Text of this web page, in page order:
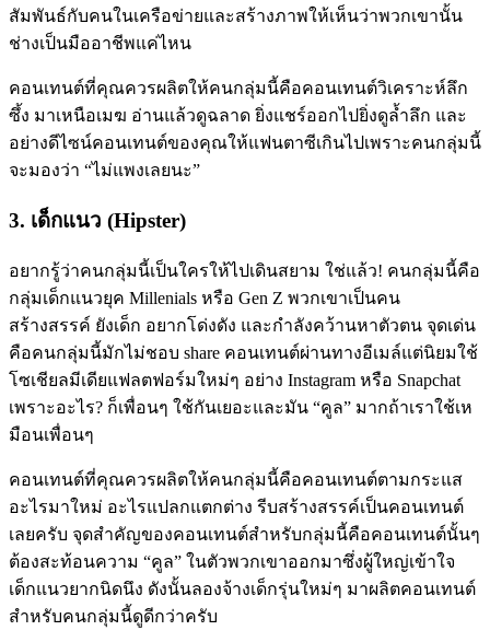
สัมพันธ์กับคนในเครือข่ายและสร้างภาพให้เห็นว่าพวกเขานั้น
ช่างเป็นมืออาชีพแค่ไหน
คอนเทนต์ที่คุณควรผลิตให้คนกลุ่มนี้คือคอนเทนต์วิเคราะห์ลึก
ซึ้ง มาเหนือเมฆ อ่านแล้วดูฉลาด ยิ่งแชร์ออกไปยิ่งดูล้ำลึก และ
อย่างดีไซน์คอนเทนต์ของคุณให้แฟนตาซีเกินไปเพราะคนกลุ่มนี้
จะมองว่า “ไม่แพงเลยนะ”
3. เด็กแนว (Hipster)
อยากรู้ว่าคนกลุ่มนี้เป็นใครให้ไปเดินสยาม ใช่แล้ว! คนกลุ่มนี้คือ
กลุ่มเด็กแนวยุค Millenials หรือ Gen Z พวกเขาเป็นคน
สร้างสรรค์ ยังเด็ก อยากโด่งดัง และกำลังคว้านหาตัวตน จุดเด่น
คือคนกลุ่มนี้มักไม่ชอบ share คอนเทนต์ผ่านทางอีเมล์แต่นิยมใช้
โซเชียลมีเดียแฟลตฟอร์มใหม่ๆ อย่าง Instagram หรือ Snapchat
เพราะอะไร? ก็เพื่อนๆ ใช้กันเยอะและมัน “คูล” มากถ้าเราใช้เห
มือนเพื่อนๆ
คอนเทนต์ที่คุณควรผลิตให้คนกลุ่มนี้คือคอนเทนต์ตามกระแส
อะไรมาใหม่ อะไรแปลกแตกต่าง รีบสร้างสรรค์เป็นคอนเทนต์
เลยครับ จุดสำคัญของคอนเทนต์สำหรับกลุ่มนี้คือคอนเทนต์นั้นๆ
ต้องสะท้อนความ “คูล” ในตัวพวกเขาออกมาซึ่งผู้ใหญ่เข้าใจ
เด็กแนวยากนิดนึง ดังนั้นลองจ้างเด็กรุ่นใหม่ๆ มาผลิตคอนเทนต์
สำหรับคนกลุ่มนี้ดูดีกว่าครับ